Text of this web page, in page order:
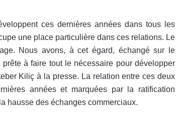
ces dernières années dans tous les
une place particulière dans ces relations. Le
Nous avons, à cet égard, échangé sur le
à faire tout le nécessaire pour développer
Kiliç à la presse. La relation entre ces deux
années et marquées par la ratification
hausse des échanges commerciaux.